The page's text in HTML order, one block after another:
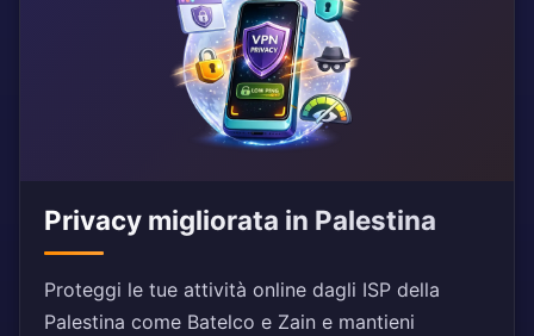
Privacy migliorata in Palestina
Proteggi le tue attività online dagli ISP della
Palestina come Batelco e Zain e mantieni